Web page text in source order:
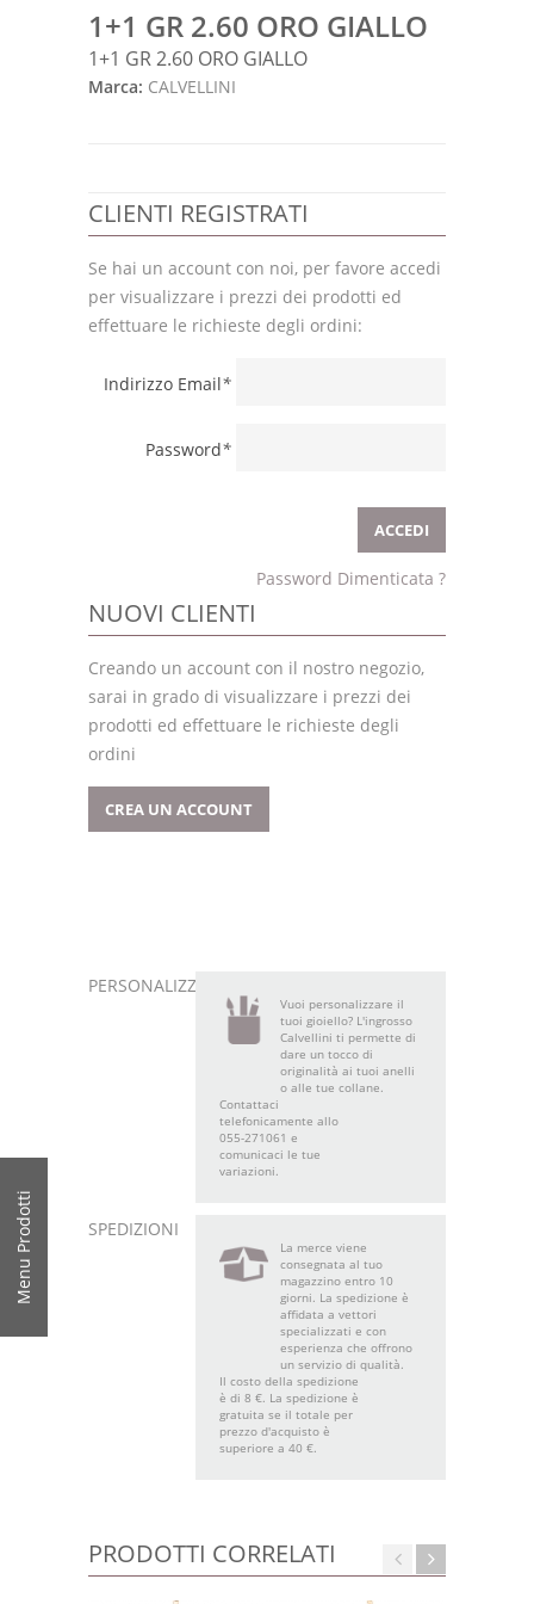
1+1 GR 2.60 ORO GIALLO
1+1 GR 2.60 ORO GIALLO
Marca: CALVELLINI
CLIENTI REGISTRATI
Se hai un account con noi, per favore accedi
per visualizzare i prezzi dei prodotti ed
effettuare le richieste degli ordini:
Indirizzo Email*
Password*
Password Dimenticata ?
NUOVI CLIENTI
Creando un account con il nostro negozio,
sarai in grado di visualizzare i prezzi dei
prodotti ed effettuare le richieste degli
ordini
CREA UN ACCOUNT
PERSONALIZZA
Vuoi personalizzare il
tuoi gioiello? L'ingrosso
Calvellini ti permette di
dare un tocco di
originalità ai tuoi anelli
o alle tue collane.
Contattaci
telefonicamente allo
055-271061 e
comunicaci le tue
variazioni.
SPEDIZIONI
La merce viene
consegnata al tuo
magazzino entro 10
giorni. La spedizione è
affidata a vettori
specializzati e con
esperienza che offrono
un servizio di qualità.
Il costo della spedizione
è di 8 €. La spedizione è
gratuita se il totale per
prezzo d'acquisto è
superiore a 40 €.
PRODOTTI CORRELATI
Menu Prodotti